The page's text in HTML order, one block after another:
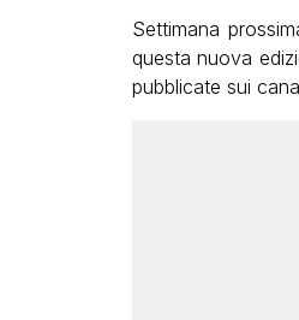
Settimana
questa nuova
pubblicate sui